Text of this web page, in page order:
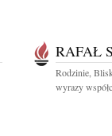
RAFAŁ
Rodzinie,
wyrazy